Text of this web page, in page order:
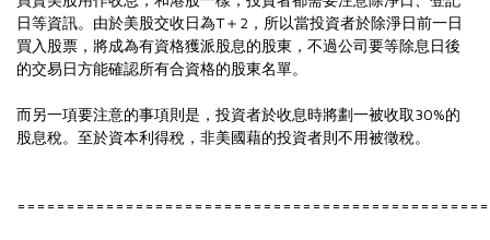
日等資訊。由於美股交收日為T＋2，所以當投資者於除淨日前一日
買入股票，將成為有資格獲派股息的股東，不過公司要等除息日後
的交易日方能確認所有合資格的股東名單。
而另一項要注意的事項則是，投資者於收息時將劃一被收取30%的
股息稅。至於資本利得稅，非美國藉的投資者則不用被徵稅。